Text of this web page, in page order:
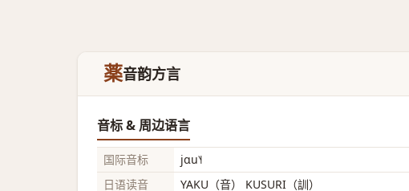
薬音韵方言
音标 & 周边语言
国际音标
jɑu˥˧
日语读音
YAKU（音） KUSURI（訓）